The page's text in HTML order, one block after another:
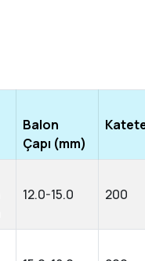
Balon
Çapı (mm)
12.0-15.0 200